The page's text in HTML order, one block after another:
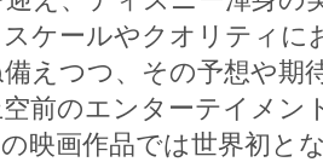
ケールやクオリティに
えつつ、その予想や期
前のエンターテイメン
映画作品では世界初と